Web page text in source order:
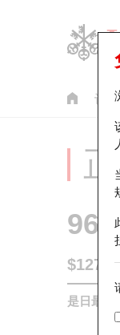
认
$127.5
是日最高/